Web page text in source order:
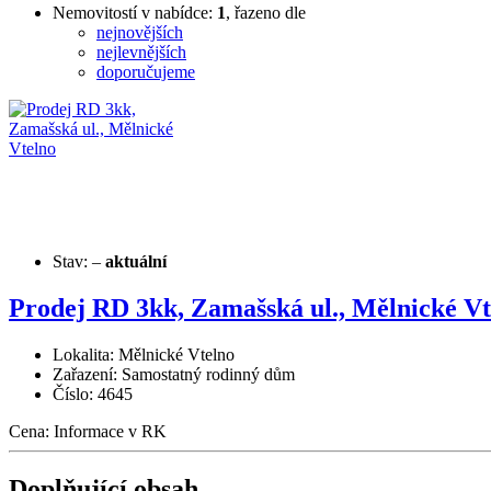
Nemovitostí v nabídce: 1, řazeno dle
nejnovějších
nejlevnějších
doporučujeme
Stav: – aktuální
Prodej RD 3kk, Zamašská ul., Mělnické
Lokalita: Mělnické Vtelno
Zařazení: Samostatný rodinný dům
Číslo: 4645
Cena: Informace v RK